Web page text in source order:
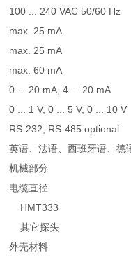
100 ... 240 VAC 50/60 Hz
max. 25 mA
max. 25 mA
max. 60 mA
0 ... 20 mA, 4 ... 20 mA
0 ... 1 V, 0 ... 5 V, 0 ... 10 V
RS-232, RS-485 optional
英语、法语、西班牙语、德
机械部分
电缆直径
HMT333
其它探头
外壳材料